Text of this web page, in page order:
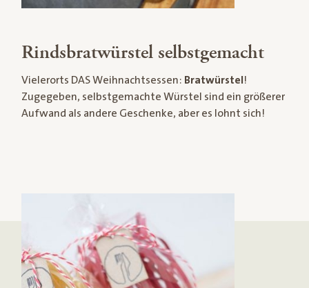
Rindsbratwürstel selbstgemacht
Vielerorts DAS Weihnachtsessen: Bratwürstel !
Zugegeben, selbstgemachte Würstel sind ein größerer
Aufwand als andere Geschenke, aber es lohnt sich!